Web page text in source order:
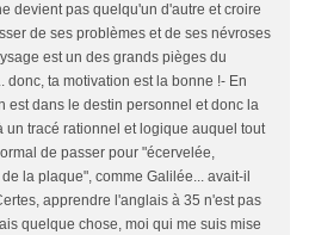
devient pas quelqu'un d'autre et croire
de ses problèmes et de ses névroses
est un des grands pièges du
donc, ta motivation est la bonne !- En
est dans le destin personnel et donc la
un tracé rationnel et logique auquel tout
de passer pour "écervelée,
la plaque", comme Galilée... avait-il
apprendre l'anglais à 35 n'est pas
quelque chose, moi qui me suis mise